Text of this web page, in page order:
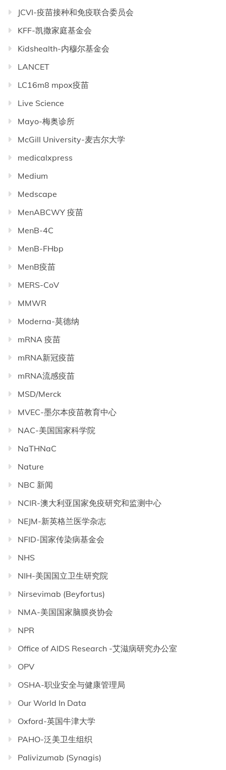
JCVI-疫苗接种和免疫联合委员会
KFF-凯撒家庭基金会
Kidshealth-内穆尔基金会
LANCET
LC16m8 mpox疫苗
Live Science
Mayo-梅奥诊所
McGill University-麦吉尔大学
medicalxpress
Medium
Medscape
MenABCWY 疫苗
MenB-4C
MenB-FHbp
MenB疫苗
MERS-CoV
MMWR
Moderna-莫德纳
mRNA 疫苗
mRNA新冠疫苗
mRNA流感疫苗
MSD/Merck
MVEC-墨尔本疫苗教育中心
NAC-美国国家科学院
NaTHNaC
Nature
NBC 新闻
NCIR-澳大利亚国家免疫研究和监测中心
NEJM-新英格兰医学杂志
NFID-国家传染病基金会
NHS
NIH-美国国立卫生研究院
Nirsevimab (Beyfortus)
NMA-美国国家脑膜炎协会
NPR
Office of AIDS Research -艾滋病研究办公室
OPV
OSHA-职业安全与健康管理局
Our World In Data
Oxford-英国牛津大学
PAHO-泛美卫生组织
Palivizumab (Synagis)